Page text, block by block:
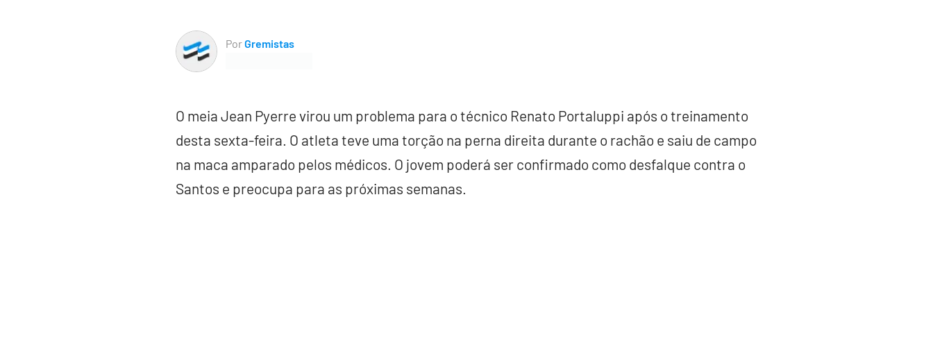
PorGremistas
O meia Jean Pyerre virou um problema para o técnico Renato Portaluppi após o treinamento
desta sexta-feira. O atleta teve uma torção na perna direita durante o rachão e saiu de campo
na maca amparado pelos médicos. O jovem poderá ser confirmado como desfalque contra o
Santos e preocupa para as próximas semanas.